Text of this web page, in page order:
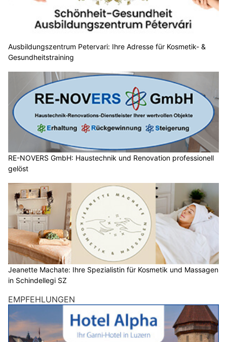
Ausbildungszentrum Petervari: Ihre Adresse für Kosmetik- &
Gesundheitstraining
RE-NOVERS GmbH: Haustechnik und Renovation professionell
gelöst
Jeanette Machate: Ihre Spezialistin für Kosmetik und Massagen
in Schindellegi SZ
EMPFEHLUNGEN